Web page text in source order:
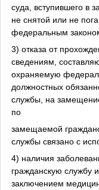
суда, вступившего в
не снятой или не
федеральным
3) отказа от
сведениям,
охраняемую
должностных
службы, на
по
замещаемой
службы связано с
4) наличия
гражданскую службу
заключением